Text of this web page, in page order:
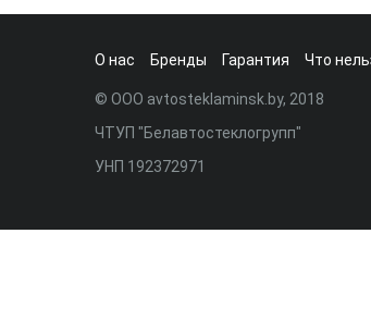
О нас Бренды Гарантия Что
© ООО avtosteklaminsk.by, 2018
ЧТУП "Белавтостеклогрупп"
УНП 192372971